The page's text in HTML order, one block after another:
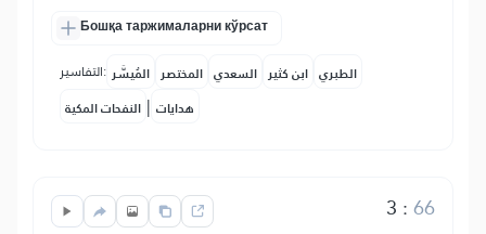
Бошқа таржималарни кўрсат
التفاسير: المُيسَّر المختصر السعدي ابن كثير الطبري
النفحات المكية | هدايات
3 :66